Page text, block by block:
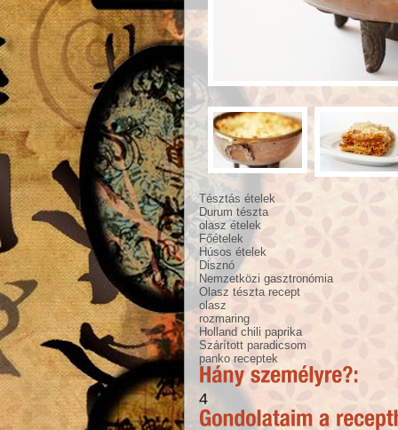
Tésztás ételek
Durum tészta
olasz ételek
Főételek
Húsos ételek
Disznó
Nemzetközi gasztronómia
Olasz tészta recept
olasz
rozmaring
Holland chili paprika
Szárított paradicsom
panko receptek
4